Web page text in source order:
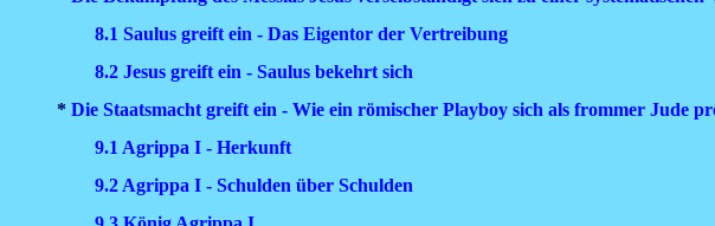
8.1 Saulus greift ein - Das Eigentor der Vertreibung
8.2 Jesus greift ein - Saulus bekehrt sich
* Die Staatsmacht greift ein - Wie ein römischer Playboy sich als frommer Jude
9.1 Agrippa I - Herkunft
9.2 Agrippa I - Schulden über Schulden